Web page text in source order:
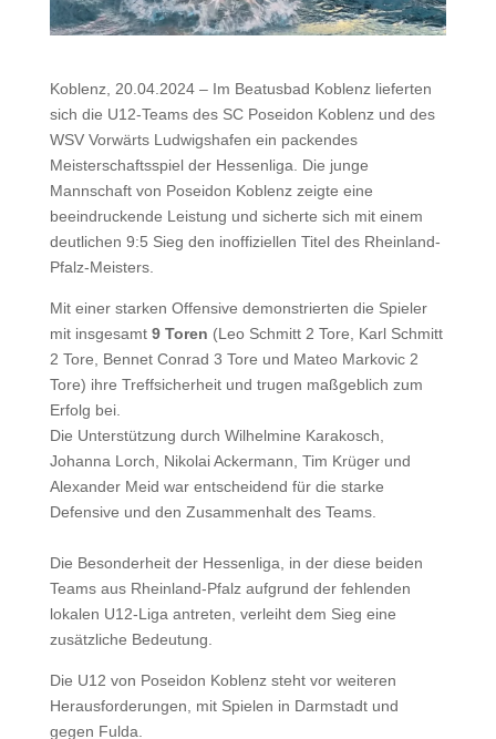
Koblenz, 20.04.2024 – Im Beatusbad Koblenz lieferten
sich die U12-Teams des SC Poseidon Koblenz und des
WSV Vorwärts Ludwigshafen ein packendes
Meisterschaftsspiel der Hessenliga. Die junge
Mannschaft von Poseidon Koblenz zeigte eine
beeindruckende Leistung und sicherte sich mit einem
deutlichen 9:5 Sieg den inoffiziellen Titel des Rheinland-
Pfalz-Meisters.
Mit einer starken Offensive demonstrierten die Spieler
mit insgesamt 9 Toren (Leo Schmitt 2 Tore, Karl Schmitt
2 Tore, Bennet Conrad 3 Tore und Mateo Markovic 2
Tore) ihre Treffsicherheit und trugen maßgeblich zum
Erfolg bei.
Die Unterstützung durch Wilhelmine Karakosch,
Johanna Lorch, Nikolai Ackermann, Tim Krüger und
Alexander Meid war entscheidend für die starke
Defensive und den Zusammenhalt des Teams.
Die Besonderheit der Hessenliga, in der diese beiden
Teams aus Rheinland-Pfalz aufgrund der fehlenden
lokalen U12-Liga antreten, verleiht dem Sieg eine
zusätzliche Bedeutung.
Die U12 von Poseidon Koblenz steht vor weiteren
Herausforderungen, mit Spielen in Darmstadt und
gegen Fulda.